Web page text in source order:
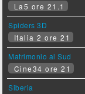
La5 ore 21.1
Spiders 3D
Italia 2 ore 21
Matrimonio al Sud
Cine34 ore 21
Siberia